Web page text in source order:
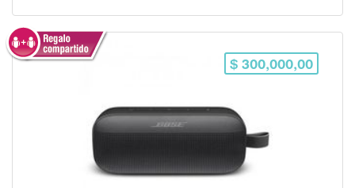
$ 300,000,00